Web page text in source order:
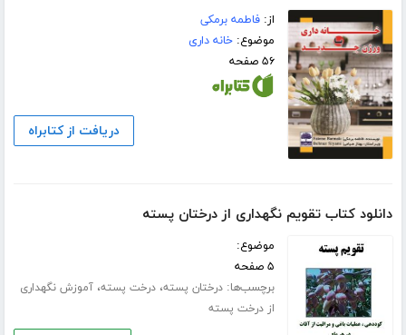
از:فاطمه برمکی
موضوع:خانه داری
۵۶ صفحه
دریافت از کتابراه
دانلود کتاب تقویم نگهداری از درختان پسته
موضوع:
۵ صفحه
برچسب‌ها:درختان پسته،درخت پسته،آموزش نگهداری
از درخت پسته